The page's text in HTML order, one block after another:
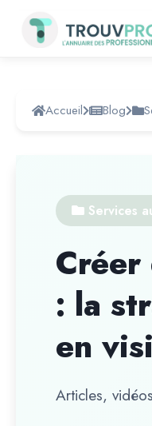
Accueil Blog
Services
: la
en
Articles,